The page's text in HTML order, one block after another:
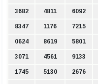
3682 4811 6092
8347 1176 7215
0624 8619 5801
3071 4561 9133
1745 5130 2676